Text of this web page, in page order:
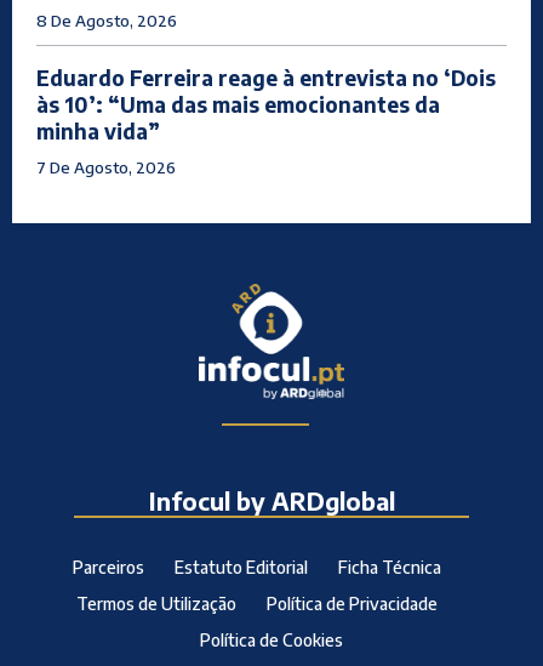
8 De Agosto, 2026
Eduardo Ferreira reage à entrevista no ‘Dois
às 10’: “Uma das mais emocionantes da
minha vida”
7 De Agosto, 2026
Infocul by ARDglobal
Parceiros Estatuto Editorial
Ficha Técnica
Termos de Utilização
Política de Privacidade
Política de Cookies